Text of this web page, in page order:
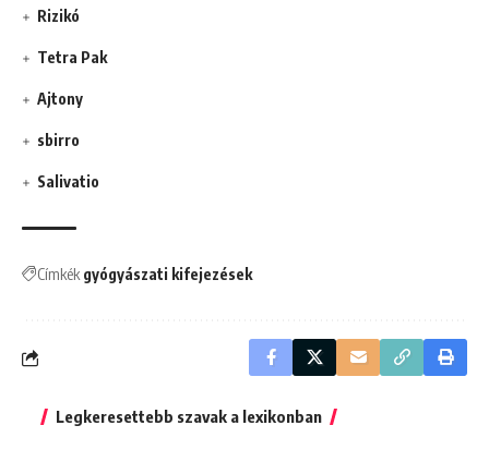
Rizikó
Tetra Pak
Ajtony
sbirro
Salivatio
Címkék gyógyászati kifejezések
Legkeresettebb szavak a lexikonban